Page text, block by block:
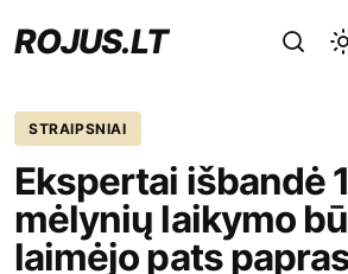
ROJUS.LT
STRAIPSNIAI
Ekspertai išbandė
mėlynių laikymo
laimėjo pats